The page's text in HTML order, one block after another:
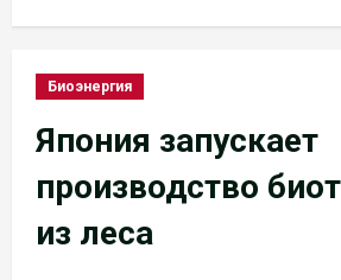
Биоэнергия
Япония запускает
производство
из леса